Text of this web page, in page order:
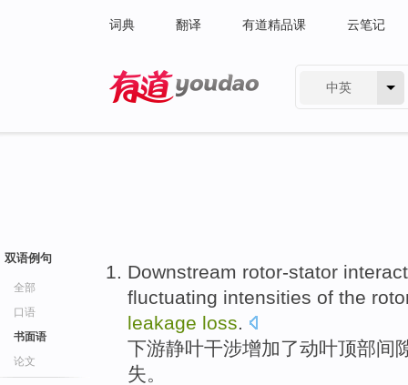
词典 翻译 有道精品课 云笔记
中英
双语例句
全部
口语
书面语
论文
Downstream rotor-stator
fluctuating intensities of the
leakage loss.
下游静叶干涉增加了动叶顶部间
失。